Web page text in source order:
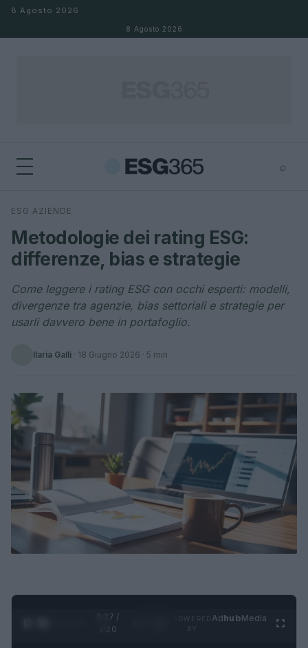
Salta al contenuto
8 Agosto 2026
8 Agosto 2026
⌕
Cerca
ESG AZIENDE
Metodologie dei rating ESG:
differenze, bias e strategie
Come leggere i rating ESG con occhi esperti: modelli,
divergenze tra agenzie, bias settoriali e strategie per
usarli davvero bene in portafoglio.
Ilaria Galli · 18 Giugno 2026 · 5 min
0:28 /
1:20
AdhubMedia